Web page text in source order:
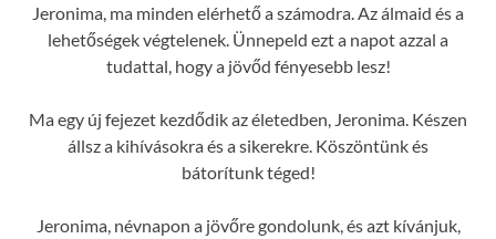
Jeronima, ma minden elérhető a számodra. Az álmaid és a
lehetőségek végtelenek. Ünnepeld ezt a napot azzal a
tudattal, hogy a jövőd fényesebb lesz!
Ma egy új fejezet kezdődik az életedben, Jeronima. Készen
állsz a kihívásokra és a sikerekre. Köszöntünk és
bátorítunk téged!
Jeronima, névnapon a jövőre gondolunk, és azt kívánjuk,